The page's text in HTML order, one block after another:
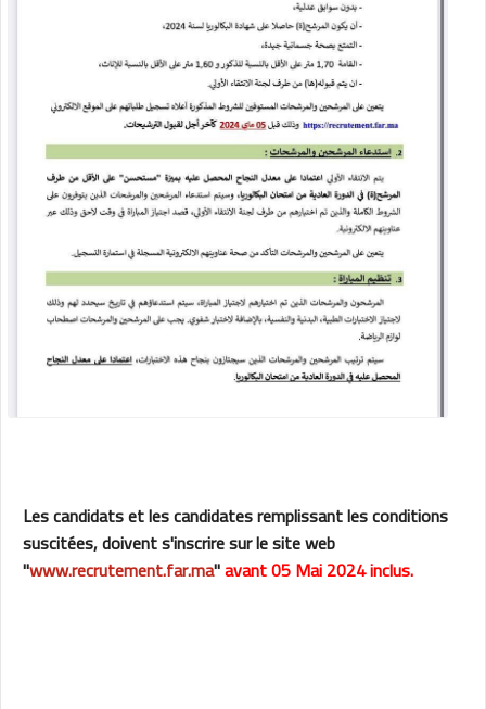
Les candidats et les candidates remplissant les conditions
suscitées, doivent s'inscrire sur le site web
"www.recrutement.far.ma"avant 05 Mai 2024 inclus.